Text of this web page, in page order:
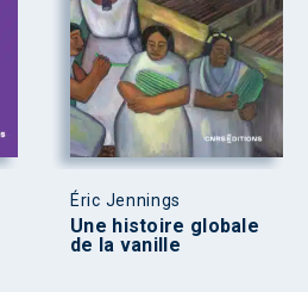
Éric Jennings
Une histoire globale
de la vanille